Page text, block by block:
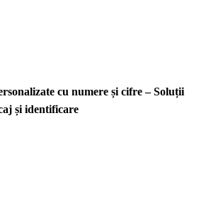
cu numere și cifre – Soluții
și identificare